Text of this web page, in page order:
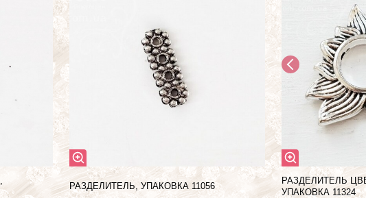
РАЗДЕЛИТЕЛЬ, УПАКОВКА 11056
РАЗДЕЛИТЕЛЬ
УПАКОВКА 11324